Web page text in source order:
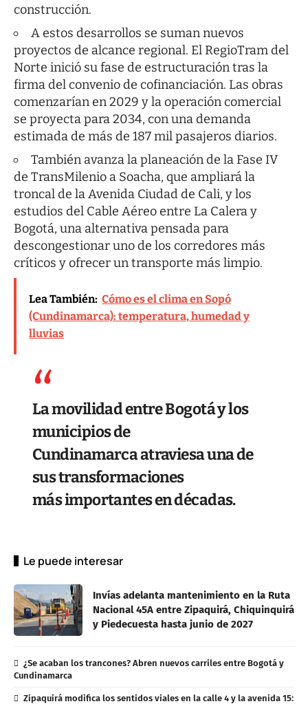
construcción.
A estos desarrollos se suman nuevos
proyectos de alcance regional. El RegioTram del
Norte inició su fase de estructuración tras la
firma del convenio de cofinanciación. Las obras
comenzarían en 2029 y la operación comercial
se proyecta para 2034, con una demanda
estimada de más de 187 mil pasajeros diarios.
También avanza la planeación de la Fase IV
de TransMilenio a Soacha, que ampliará la
troncal de la Avenida Ciudad de Cali, y los
estudios del Cable Aéreo entre La Calera y
Bogotá, una alternativa pensada para
descongestionar uno de los corredores más
críticos y ofrecer un transporte más limpio.
Lea También: Cómo es el clima en Sopó
(Cundinamarca): temperatura, humedad y
lluvias
La movilidad entre Bogotá y los
municipios de
Cundinamarca atraviesa una de
sus transformaciones
más importantes en décadas.
Le puede interesar
Invías adelanta mantenimiento en la Ruta
Nacional 45A entre Zipaquirá, Chiquinquirá
y Piedecuesta hasta junio de 2027
¿Se acaban los trancones? Abren nuevos carriles entre Bogotá y
Cundinamarca
Zipaquirá modifica los sentidos viales en la calle 4 y la avenida 15: